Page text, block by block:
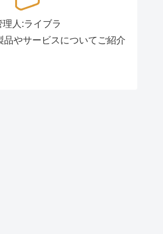
理人:ライブラ
品やサービスについてご紹介